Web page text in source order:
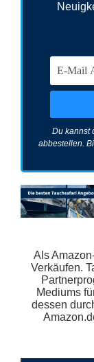
Du kannst
abbestellen.
Als
Verkäufen.
Mediums
dessen